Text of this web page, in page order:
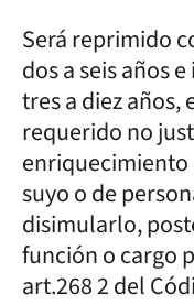
Será reprimido
dos a seis años
tres a diez años,
requerido no
suyo o de
disimularlo,
función o cargo
art.268 2 del